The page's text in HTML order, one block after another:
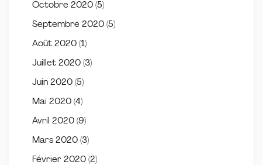
Octobre 2020 (5)
Septembre 2020 (5)
Août 2020 (1)
Juillet 2020 (3)
Juin 2020 (5)
Mai 2020 (4)
Avril 2020 (9)
Mars 2020 (3)
Février 2020 (2)